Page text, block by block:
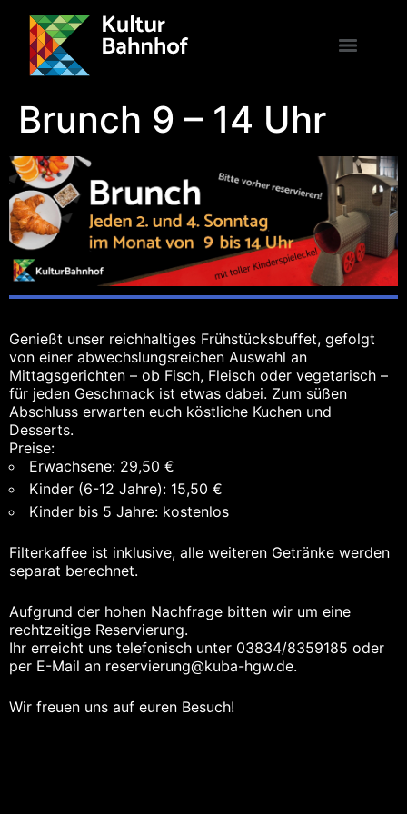
Brunch 9 – 14 Uhr
Genießt unser reichhaltiges Frühstücksbuffet, gefolgt
von einer abwechslungsreichen Auswahl an
Mittagsgerichten – ob Fisch, Fleisch oder vegetarisch –
für jeden Geschmack ist etwas dabei. Zum süßen
Abschluss erwarten euch köstliche Kuchen und
Desserts.
Preise:
Erwachsene: 29,50 €
Kinder (6-12 Jahre): 15,50 €
Kinder bis 5 Jahre: kostenlos
Filterkaffee ist inklusive, alle weiteren Getränke werden
separat berechnet.
Aufgrund der hohen Nachfrage bitten wir um eine
rechtzeitige Reservierung.
Ihr erreicht uns telefonisch unter 03834/8359185 oder
per E-Mail an reservierung@kuba-hgw.de.
Wir freuen uns auf euren Besuch!